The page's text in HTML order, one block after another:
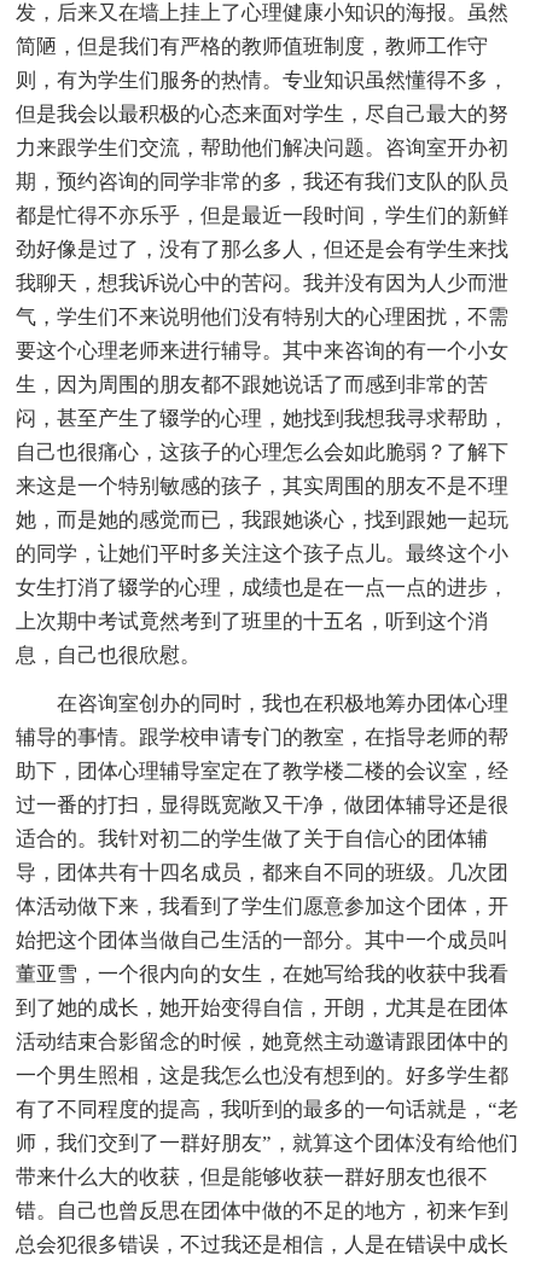
发，后来又在墙上挂上了心理健康小知识的海报。虽然
简陋，但是我们有严格的教师值班制度，教师工作守
则，有为学生们服务的热情。专业知识虽然懂得不多，
但是我会以最积极的心态来面对学生，尽自己最大的努
力来跟学生们交流，帮助他们解决问题。咨询室开办初
期，预约咨询的同学非常的多，我还有我们支队的队员
都是忙得不亦乐乎，但是最近一段时间，学生们的新鲜
劲好像是过了，没有了那么多人，但还是会有学生来找
我聊天，想我诉说心中的苦闷。我并没有因为人少而泄
气，学生们不来说明他们没有特别大的心理困扰，不需
要这个心理老师来进行辅导。其中来咨询的有一个小女
生，因为周围的朋友都不跟她说话了而感到非常的苦
闷，甚至产生了辍学的心理，她找到我想我寻求帮助，
自己也很痛心，这孩子的心理怎么会如此脆弱？了解下
来这是一个特别敏感的孩子，其实周围的朋友不是不理
她，而是她的感觉而已，我跟她谈心，找到跟她一起玩
的同学，让她们平时多关注这个孩子点儿。最终这个小
女生打消了辍学的心理，成绩也是在一点一点的进步，
上次期中考试竟然考到了班里的十五名，听到这个消
息，自己也很欣慰。
在咨询室创办的同时，我也在积极地筹办团体心理
辅导的事情。跟学校申请专门的教室，在指导老师的帮
助下，团体心理辅导室定在了教学楼二楼的会议室，经
过一番的打扫，显得既宽敞又干净，做团体辅导还是很
适合的。我针对初二的学生做了关于自信心的团体辅
导，团体共有十四名成员，都来自不同的班级。几次团
体活动做下来，我看到了学生们愿意参加这个团体，开
始把这个团体当做自己生活的一部分。其中一个成员叫
董亚雪，一个很内向的女生，在她写给我的收获中我看
到了她的成长，她开始变得自信，开朗，尤其是在团体
活动结束合影留念的时候，她竟然主动邀请跟团体中的
一个男生照相，这是我怎么也没有想到的。好多学生都
有了不同程度的提高，我听到的最多的一句话就是，“老
师，我们交到了一群好朋友”，就算这个团体没有给他们
带来什么大的收获，但是能够收获一群好朋友也很不
错。自己也曾反思在团体中做的不足的地方，初来乍到
总会犯很多错误，不过我还是相信，人是在错误中成长